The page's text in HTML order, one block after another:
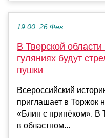
19:00, 26 Фев
В Тверской
гуляниях будут
пушки
Всероссийский
приглашает в Торжок
«Блин с припёком». В
в областном...